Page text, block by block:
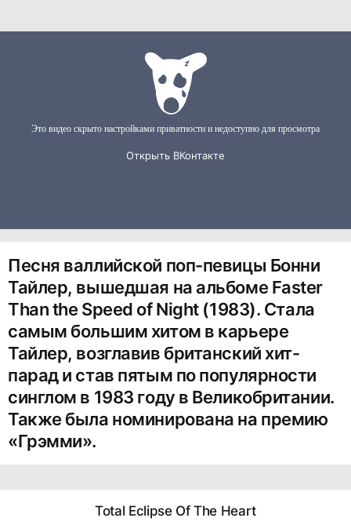
Песня валлийской поп-певицы Бонни
Тайлер, вышедшая на альбоме Faster
Than the Speed of Night (1983). Стала
самым большим хитом в карьере
Тайлер, возглавив британский хит-
парад и став пятым по популярности
синглом в 1983 году в Великобритании.
Также была номинирована на премию
«Грэмми».
Total Eclipse Of The Heart